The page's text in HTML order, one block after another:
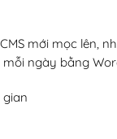
mới mọc lên,
ngày bằng
gian